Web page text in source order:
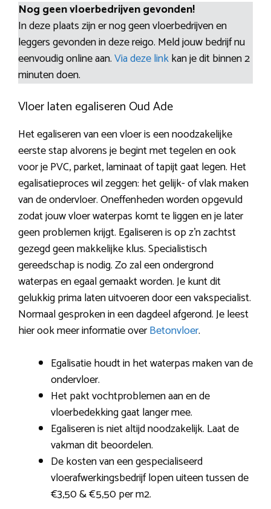
Nog geen vloerbedrijven gevonden!
In deze plaats zijn er nog geen vloerbedrijven en
leggers gevonden in deze reigo. Meld jouw bedrijf nu
eenvoudig online aan.Via deze linkkan je dit binnen 2
minuten doen.
Vloer laten egaliseren Oud Ade
Het egaliseren van een vloer is een noodzakelijke
eerste stap alvorens je begint met tegelen en ook
voor je PVC, parket, laminaat of tapijt gaat legen. Het
egalisatieproces wil zeggen: het gelijk- of vlak maken
van de ondervloer. Oneffenheden worden opgevuld
zodat jouw vloer waterpas komt te liggen en je later
geen problemen krijgt. Egaliseren is op z’n zachtst
gezegd geen makkelijke klus. Specialistisch
gereedschap is nodig. Zo zal een ondergrond
waterpas en egaal gemaakt worden. Je kunt dit
gelukkig prima laten uitvoeren door een vakspecialist.
Normaal gesproken in een dagdeel afgerond. Je leest
hier ook meer informatie overBetonvloer.
Egalisatie houdt in het waterpas maken van de
ondervloer.
Het pakt vochtproblemen aan en de
vloerbedekking gaat langer mee.
Egaliseren is niet altijd noodzakelijk. Laat de
vakman dit beoordelen.
De kosten van een gespecialiseerd
vloerafwerkingsbedrijf lopen uiteen tussen de
€3,50 & €5,50 per m2.